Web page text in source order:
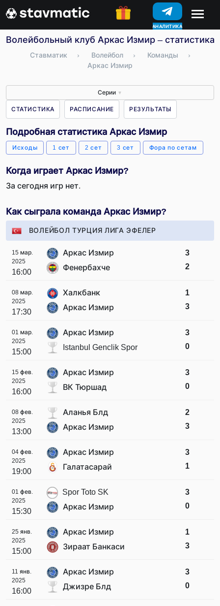
АНАЛИТИКА
КОНКУРСЫ
Волейбольный клуб Аркас Измир – статистика,
Ставматик › Волейбол › Команды
›
Аркас Измир
Серии ▼
СТАТИСТИКА РАСПИСАНИЕ РЕЗУЛЬТАТЫ
Подробная статистика Аркас Измир
Исходы 1 сет 2 сет 3 сет Фора по сетам
Когда играет Аркас Измир?
За сегодня игр нет.
Как сыграла команда Аркас Измир?
ВОЛЕЙБОЛ ТУРЦИЯ ЛИГА ЭФЕЛЕР
15 мар.
2025
16:00
Аркас Измир
Фенербахче
3
2
08 мар.
2025
17:30
Халкбанк
Аркас Измир
1
3
01 мар.
2025
15:00
Аркас Измир
Istanbul Genclik Spor
3
0
15 фев.
2025
16:00
Аркас Измир
ВК Тюршад
3
0
08 фев.
2025
13:00
Аланья Блд
Аркас Измир
2
3
04 фев.
2025
19:00
Аркас Измир
Галатасарай
3
1
01 фев.
2025
15:30
Spor Toto SK
Аркас Измир
3
0
25 янв.
2025
15:00
Аркас Измир
Зираат Банкаси
1
3
11 янв.
2025
16:00
Аркас Измир
Джизре Блд
3
0